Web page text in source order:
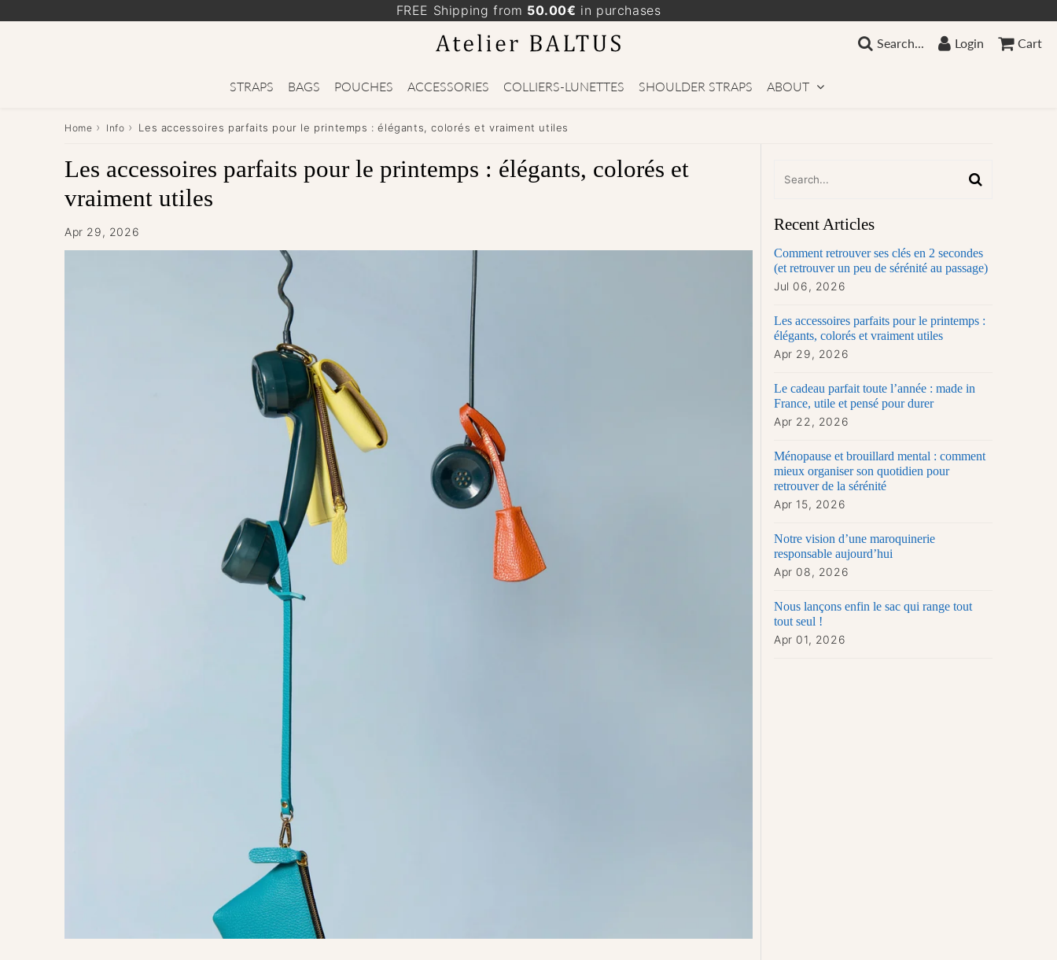
FREE Shipping from 50.00€ in purchases
Search... Login Cart
STRAPS BAGS POUCHES ACCESSORIES COLLIERS-LUNETTES SHOULDER STRAPS ABOUT
Home › Info › Les accessoires parfaits pour le printemps : élégants, colorés et vraiment utiles
Les accessoires parfaits pour le printemps : élégants, colorés et
vraiment utiles
Apr 29, 2026 Recent Articles
Comment retrouver ses clés en 2 secondes
(et retrouver un peu de sérénité au passage)
Jul 06, 2026
Les accessoires parfaits pour le printemps :
élégants, colorés et vraiment utiles
Apr 29, 2026
Le cadeau parfait toute l’année : made in
France, utile et pensé pour durer
Apr 22, 2026
Ménopause et brouillard mental : comment
mieux organiser son quotidien pour
retrouver de la sérénité
Apr 15, 2026
Notre vision d’une maroquinerie
responsable aujourd’hui
Apr 08, 2026
Nous lançons enfin le sac qui range tout
tout seul !
Apr 01, 2026